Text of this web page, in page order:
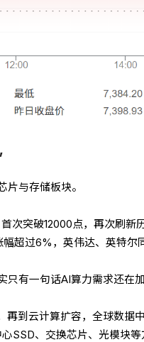
片与存储板块。
次突破12000点，再次刷新
超过6%，英伟达、英特尔
有一句话AI算力需求还在加
再到云计算扩容，全球数据
SSD、交换芯片、光模块等